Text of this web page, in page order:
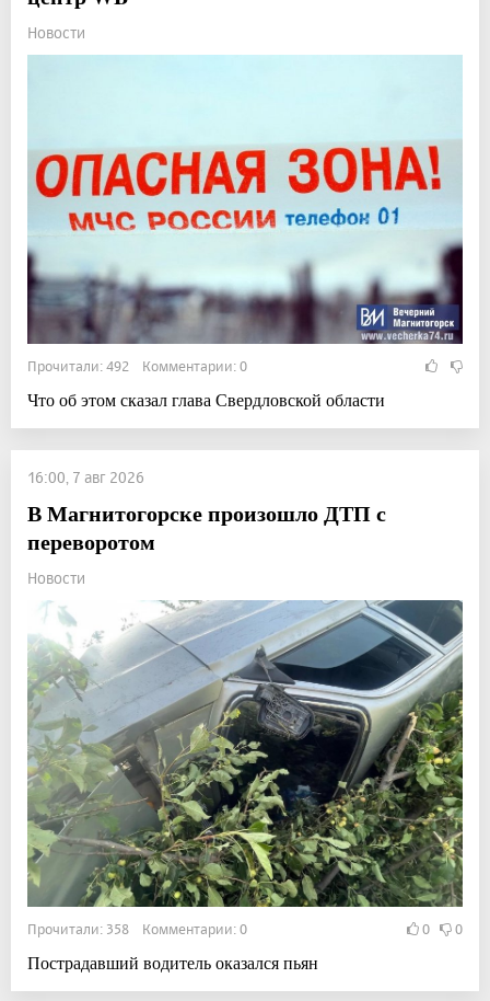
Новости
Прочитали: 492 Комментарии: 0
Что об этом сказал глава Свердловской области
16:00, 7 авг 2026
В Магнитогорске произошло ДТП с
переворотом
Новости
Прочитали: 358 Комментарии: 0 0 0
Пострадавший водитель оказался пьян